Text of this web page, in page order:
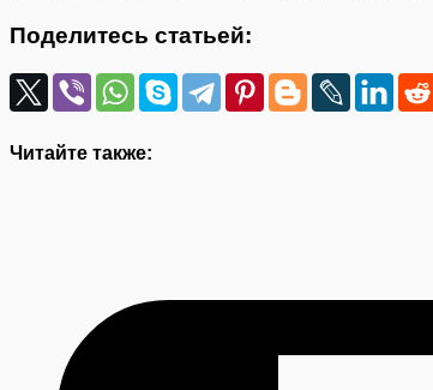
Поделитесь статьей:
Читайте также: